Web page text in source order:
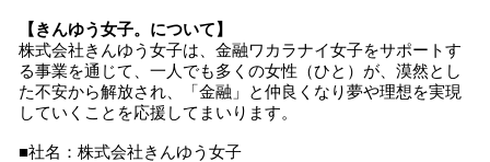
【きんゆう女子。について】
株式会社きんゆう女子は、金融ワカラナイ女子をサポートす
る事業を通じて、一人でも多くの女性（ひと）が、漠然とし
た不安から解放され、「金融」と仲良くなり夢や理想を実現
していくことを応援してまいります。
■社名：株式会社きんゆう女子